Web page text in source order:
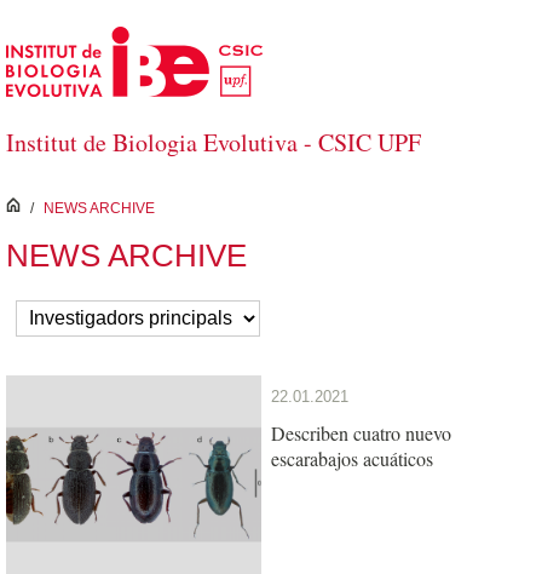
Skip to Main Content
Institut de Biologia Evolutiva - CSIC UPF
inici
/ NEWS ARCHIVE
NEWS ARCHIVE
22.01.2021
Describen cuatro nuevo
escarabajos acuáticos